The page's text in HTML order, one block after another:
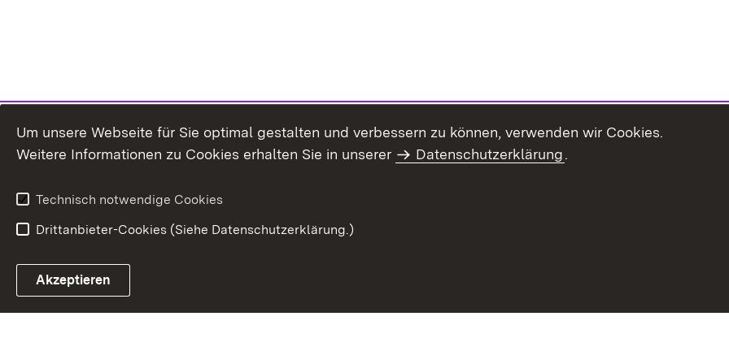
Um unsere Webseite für Sie optimal gestalten und verbessern zu können, verwenden wir Cookies.
Weitere Informationen zu Cookies erhalten Sie in unserer
Datenschutzerklärung.
Technisch notwendige Cookies
Drittanbieter-Cookies (Siehe Datenschutzerklärung.)
Akzeptieren